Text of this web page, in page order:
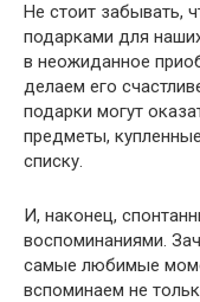
Не стоит забывать,
подарками для
в неожиданное
делаем его
подарки могут
предметы,
списку.
И, наконец,
воспоминаниями.
самые любимые
вспоминаем не